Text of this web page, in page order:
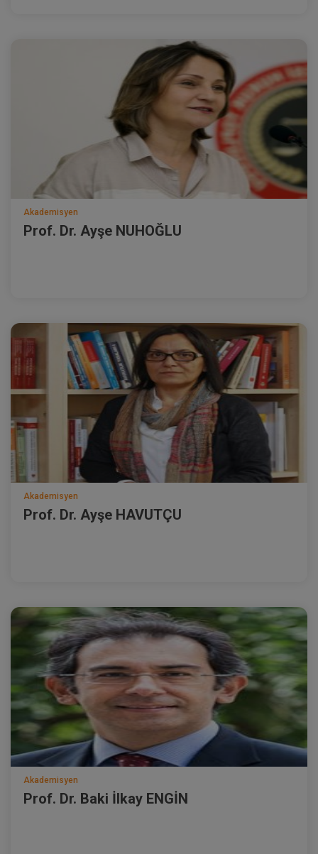
Akademisyen
Prof. Dr. Ayşe NUHOĞLU
Akademisyen
Prof. Dr. Ayşe HAVUTÇU
Akademisyen
Prof. Dr. Baki İlkay ENGİN